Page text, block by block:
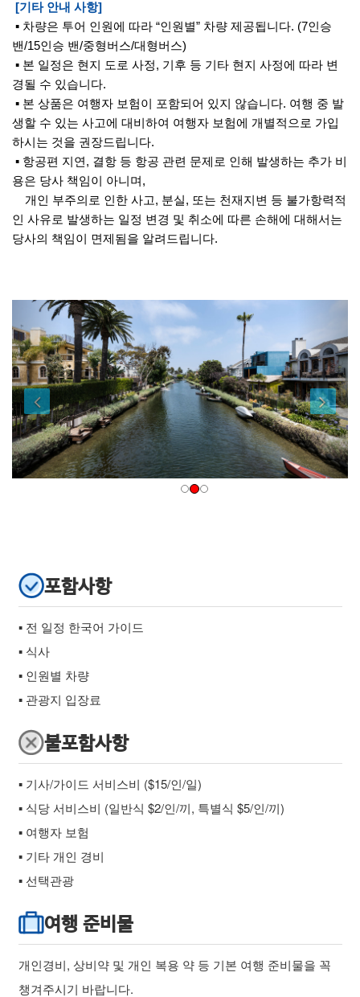
[기타 안내 사항]
▪ 차량은 투어 인원에 따라 “인원별” 차량 제공됩니다. (7인승
밴/15인승 밴/중형버스/대형버스)
▪ 본 일정은 현지 도로 사정, 기후 등 기타 현지 사정에 따라 변
경될 수 있습니다.
▪ 본 상품은 여행자 보험이 포함되어 있지 않습니다. 여행 중 발
생할 수 있는 사고에 대비하여 여행자 보험에 개별적으로 가입
하시는 것을 권장드립니다.
▪ 항공편 지연, 결항 등 항공 관련 문제로 인해 발생하는 추가 비
용은 당사 책임이 아니며,
개인 부주의로 인한 사고, 분실, 또는 천재지변 등 불가항력적
인 사유로 발생하는 일정 변경 및 취소에 따른 손해에 대해서는
당사의 책임이 면제됨을 알려드립니다.
포함사항
▪ 전 일정 한국어 가이드
▪ 식사
▪ 인원별 차량
▪ 관광지 입장료
불포함사항
▪ 기사/가이드 서비스비 ($15/인/일)
▪ 식당 서비스비 (일반식 $2/인/끼, 특별식 $5/인/끼)
▪ 여행자 보험
▪ 기타 개인 경비
▪ 선택관광
여행 준비물
개인경비, 상비약 및 개인 복용 약 등 기본 여행 준비물을 꼭
챙겨주시기 바랍니다.